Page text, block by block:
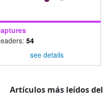
54
see details
Artículos más leídos